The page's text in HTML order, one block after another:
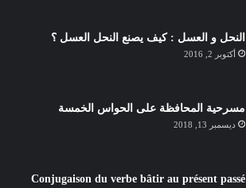
النحل و العسل : كيف يصنع النحل العسل ؟
أكتوبر 2, 2016
مسرحية المحافظة على الحواس الخمسة
ديسمبر 13, 2018
Conjugaison du verbe bâtir au présent passé